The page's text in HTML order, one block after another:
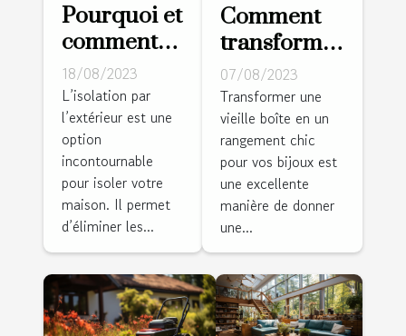
Pourquoi et
comment
isoler les
murs par
l’extérieur ?
18/08/2023
L’isolation par
l’extérieur est une
option
incontournable
pour isoler votre
maison. Il permet
d’éliminer les...
Comment
transformer
une vieille
boîte en un
rangement
chic pour
vos bijoux
07/08/2023
Transformer une
vieille boîte en un
rangement chic
pour vos bijoux est
une excellente
manière de donner
une...